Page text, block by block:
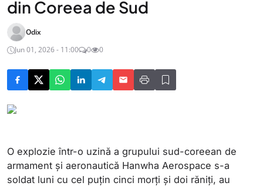
din Coreea de Sud
Odix
Jun 01, 2026 - 11:00
0 0
O explozie într-o uzină a grupului sud-coreean de
armament și aeronautică Hanwha Aerospace s-a
soldat luni cu cel puțin cinci morți și doi răniți, au